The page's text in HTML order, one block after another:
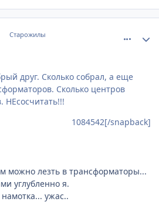
Старожилы
друг. Сколько собрал, а еще
Сколько центров
НЕсосчитать!!!
1084542[/snapback]
можно лезть в трансформаторы...
углубленно я.
ужас..